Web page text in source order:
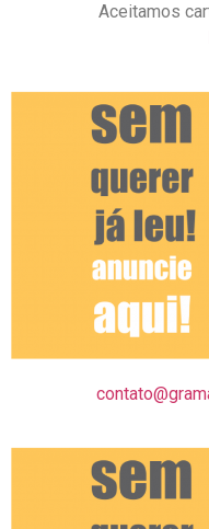
Aceitamos